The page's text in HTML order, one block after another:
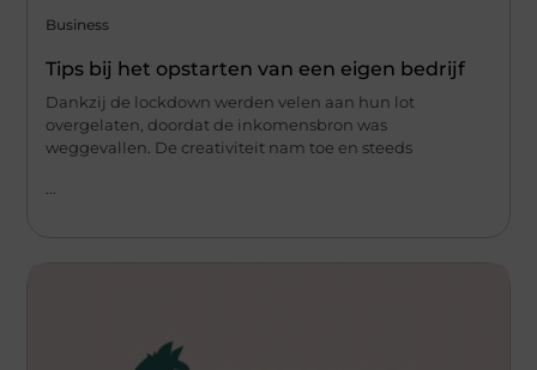
Business
Tips bij het opstarten van een eigen bedrijf
Dankzij de lockdown werden velen aan hun lot
overgelaten, doordat de inkomensbron was
weggevallen. De creativiteit nam toe en steeds